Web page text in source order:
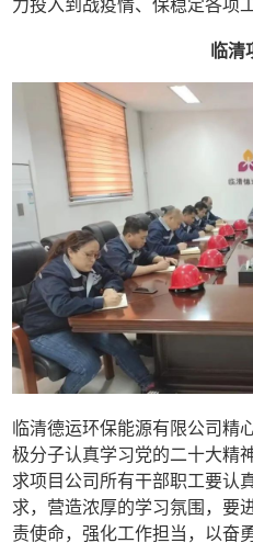
力投入到战疫情、保稳定各项
临清
临清德运环保能源有限公司精
极分子认真学习党的二十大精
求项目公司所有干部职工要认
求，营造浓厚的学习氛围，要
责使命，强化工作担当，以奋